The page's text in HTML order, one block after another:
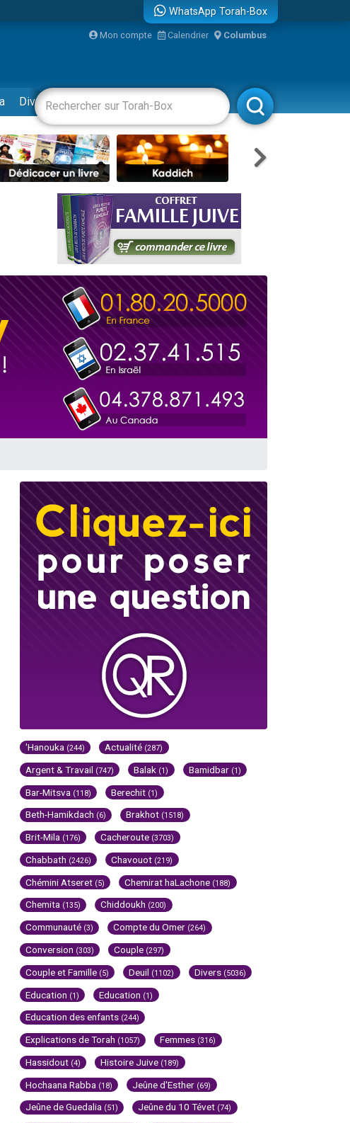
à travers le temps
leur maman
WhatsApp Torah-Box
Mon compte Calendrier Columbus
Divertissements Livres Rabbanim
'Hanouka (244) Actualité (287)
Argent & Travail (747) Balak (1) Bamidbar (1)
Bar-Mitsva (118) Berechit (1)
Beth-Hamikdach (6) Brakhot (1518)
Brit-Mila (176) Cacheroute (3703)
Chabbath (2426) Chavouot (219)
Chémini Atseret (5) Chemirat haLachone (188)
Chemita (135) Chiddoukh (200)
Communauté (3) Compte du Omer (264)
Conversion (303) Couple (297)
Couple et Famille (5) Deuil (1102) Divers (5036)
Education (1) Education (1)
Education des enfants (244)
Explications de Torah (1057) Femmes (316)
Hassidout (4) Histoire Juive (189)
Hochaana Rabba (18) Jeûne d'Esther (69)
Jeûne de Guedalia (51) Jeûne du 10 Tévet (74)